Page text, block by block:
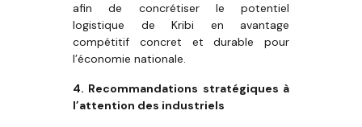
afin de concrétiser le potentiel
logistique de Kribi en avantage
compétitif concret et durable pour
l’économie nationale.
4. Recommandations stratégiques à
l’attention des industriels